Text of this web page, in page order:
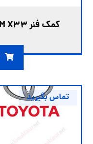
کمک فنر MVM X33 جلو راست (KYB ژاپن)
تماس بگیرید